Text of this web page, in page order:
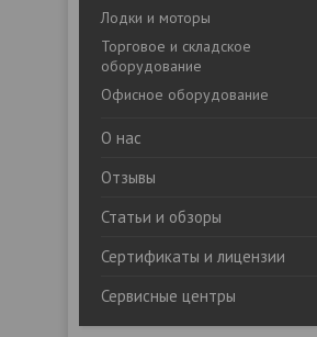
Лодки и моторы
Торговое и складское
оборудование
Офисное оборудование
О нас
Отзывы
Статьи и обзоры
Сертификаты и лицензии
Сервисные центры